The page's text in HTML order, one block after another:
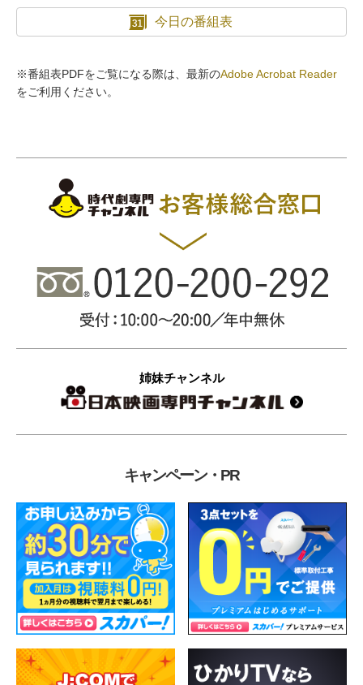
今日の番組表
※番組表PDFをご覧になる際は、最新のAdobe Acrobat Reader
をご利用ください。
姉妹チャンネル
キャンペーン・PR